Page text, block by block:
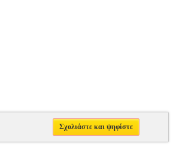
Σχολιάστε και ψηφίστε